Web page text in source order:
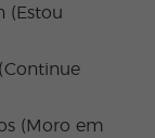
(Estou
(Moro em